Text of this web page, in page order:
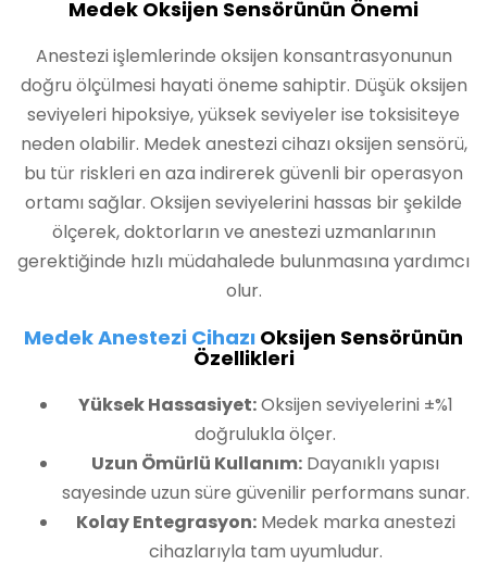
Medek Oksijen Sensörünün Önemi
Anestezi işlemlerinde oksijen konsantrasyonunun
doğru ölçülmesi hayati öneme sahiptir. Düşük oksijen
seviyeleri hipoksiye, yüksek seviyeler ise toksisiteye
neden olabilir. Medek anestezi cihazı oksijen sensörü,
bu tür riskleri en aza indirerek güvenli bir operasyon
ortamı sağlar. Oksijen seviyelerini hassas bir şekilde
ölçerek, doktorların ve anestezi uzmanlarının
gerektiğinde hızlı müdahalede bulunmasına yardımcı
olur.
Medek Anestezi Cihazı Oksijen Sensörünün
Özellikleri
Yüksek Hassasiyet:Oksijen seviyelerini ±%1
doğrulukla ölçer.
Uzun Ömürlü Kullanım: Dayanıklı yapısı
sayesinde uzun süre güvenilir performans sunar.
Kolay Entegrasyon:Medek marka anestezi
cihazlarıyla tam uyumludur.